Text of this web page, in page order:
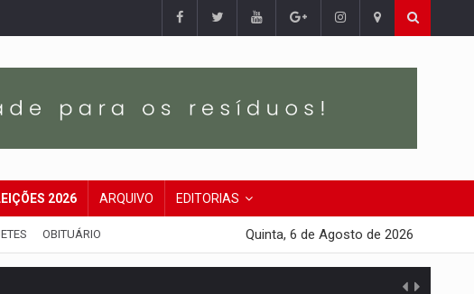
2026 ARQUIVO EDITORIAS
OBITUÁRIO Quinta, 6 de Agosto de 2026